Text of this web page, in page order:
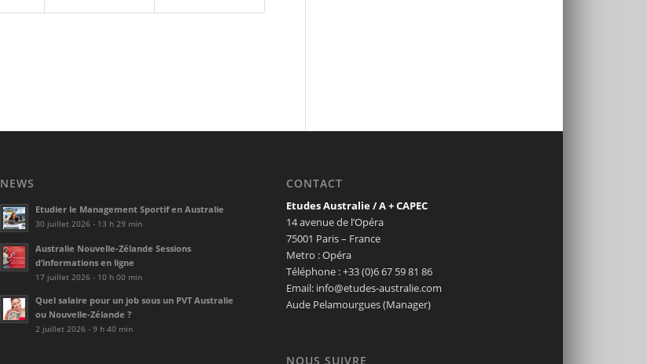
NEWS
Etudier le Management Sportif en Australie
30 juillet 2026 - 13 h 29 min
Australie Nouvelle-Zélande Sessions
d’informations en ligne
17 juillet 2026 - 10 h 00 min
Quel salaire pour un job sous un PVT Australie
ou Nouvelle-Zélande ?
2 juillet 2026 - 9 h 40 min
CONTACT
Etudes Australie / A + CAPEC
14 avenue de l’Opéra
75001 Paris – France
Metro : Opéra
Téléphone : +33 (0)6 67 59 81 86
Email: info@etudes-australie.com
Aude Pelamourgues (Manager)
NOUS SUIVRE